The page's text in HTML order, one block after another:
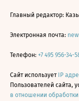
Главный редактор:
Электронная почта:
Телефон: +7 495 956-34-
Сайт использует IP
Пользователей сайта,
в отношении